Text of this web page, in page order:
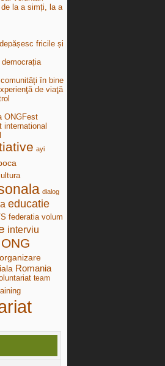
la a simți, la a
fricile și
în bine
de viaţă
ONGFest
international
ayi
dialog
educatie
federatia volum
interviu
ONG
organizare
Romania
team